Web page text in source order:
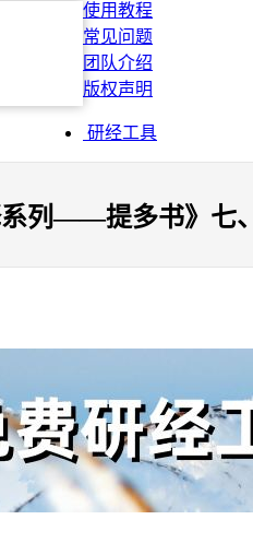
使用教程
常见问题
团队介绍
版权声明
研经工具
列——提多书》七